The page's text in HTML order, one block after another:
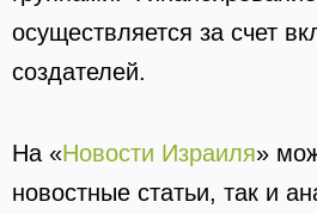
осуществляется за счет
создателей.
На «Новости Израиля»
новостные статьи, так и